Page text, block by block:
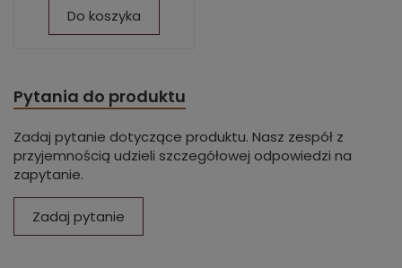
Do koszyka
Pytania do produktu
Zadaj pytanie dotyczące produktu. Nasz zespół z
przyjemnością udzieli szczegółowej odpowiedzi na
zapytanie.
Zadaj pytanie